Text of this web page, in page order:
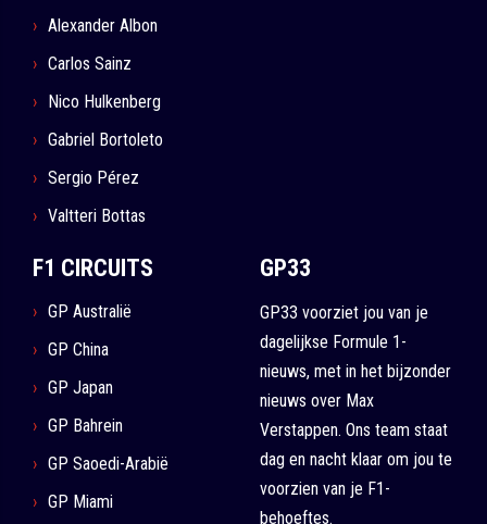
Alexander Albon
Carlos Sainz
Nico Hulkenberg
Gabriel Bortoleto
Sergio Pérez
Valtteri Bottas
F1 CIRCUITS
GP Australië
GP China
GP Japan
GP Bahrein
GP Saoedi-Arabië
GP Miami
GP33
GP33 voorziet jou van je
dagelijkse Formule 1-
nieuws, met in het bijzonder
nieuws over Max
Verstappen. Ons team staat
dag en nacht klaar om jou te
voorzien van je F1-
behoeftes.